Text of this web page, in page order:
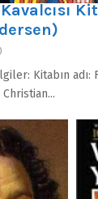
Kitabın adı:
Christian...